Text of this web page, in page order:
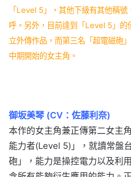
「Level 5」，其他下級有其他稱
呼。另外，目前達到「Level 5」的
立外傳作品，而第三名「超電磁砲
中期開始的女主角。
御坂美琴 (CV：佐藤利奈)
本作的女主角兼正傳第二女主
能力者(Level 5)」，就讀常盤
砲」，能力是操控電力以及利